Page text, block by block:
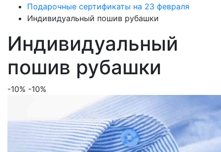
Подарочные сертификаты на 23 февраля
Индивидуальный пошив рубашки
Индивидуальный
пошив рубашки
-10% -10%